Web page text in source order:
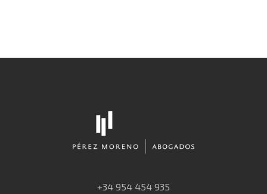
+34 954 454 935